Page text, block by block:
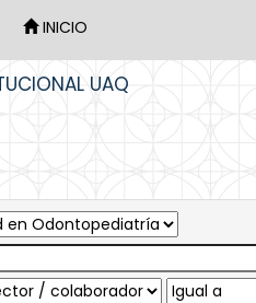
INICIO
UAQ